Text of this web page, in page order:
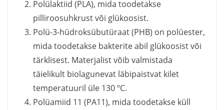
Polülaktiid (PLA), mida toodetakse
pilliroosuhkrust või glükoosist.
Polü-3-hüdroksübutüraat (PHB) on polüester,
mida toodetakse bakterite abil glükoosist või
tärklisest. Materjalist võib valmistada
täielikult biolagunevat läbipaistvat kilet
temperatuuril üle 130 ºC.
Polüamiid 11 (PA11), mida toodetakse küll